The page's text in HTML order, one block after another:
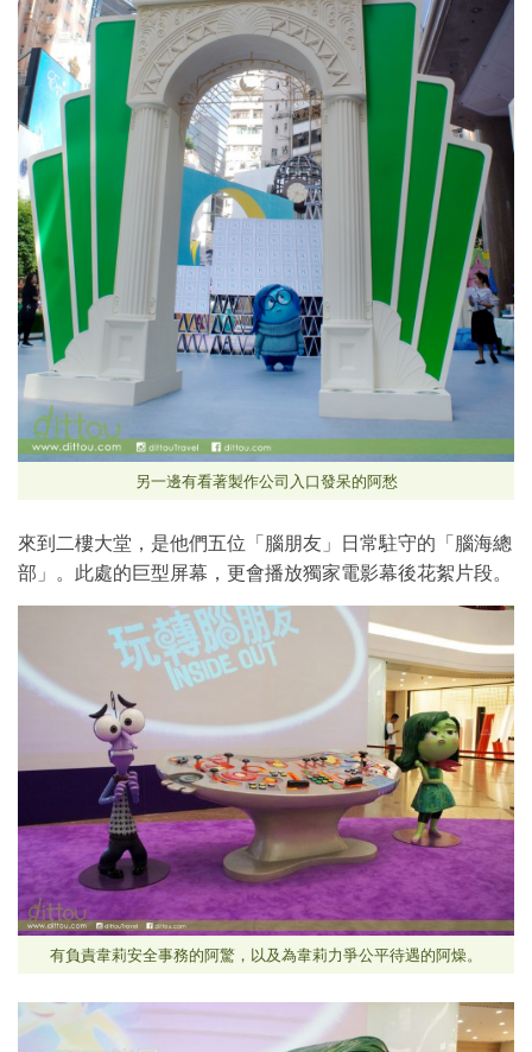
另一邊有看著製作公司入口發呆的阿愁
來到二樓大堂，是他們五位「腦朋友」日常駐守的「腦海總
部」。此處的巨型屏幕，更會播放獨家電影幕後花絮片段。
有負責韋莉安全事務的阿驚，以及為韋莉力爭公平待遇的阿燥。